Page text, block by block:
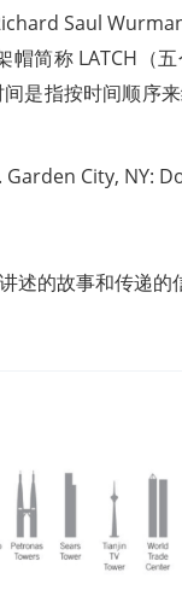
Saul
简称 LATCH（
是指按时间顺序
City, NY:
的故事和传递的